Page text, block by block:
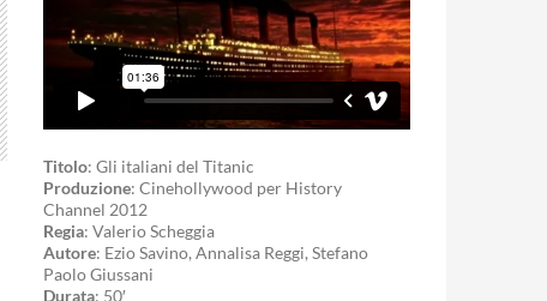
Titolo: Gli italiani del Titanic
Produzione: Cinehollywood per History
Channel 2012
Regia: Valerio Scheggia
Autore: Ezio Savino, Annalisa Reggi, Stefano
Paolo Giussani
Durata: 50′